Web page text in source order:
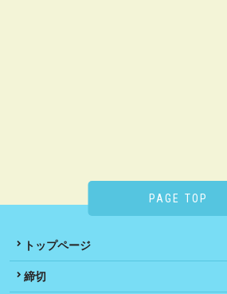
トップページ
締切
PAGE TOP